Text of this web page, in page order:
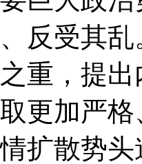
反受其
重，提
更加严
扩散势